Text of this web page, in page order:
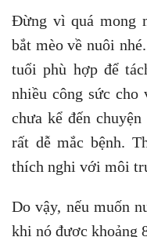
Đừng vì quá mong
bắt mèo về nuôi
tuổi phù hợp để
nhiều công sức cho
chưa kể đến
rất dễ mắc bệnh.
thích nghi với môi
Do vậy, nếu muốn
khi nó được khoảng